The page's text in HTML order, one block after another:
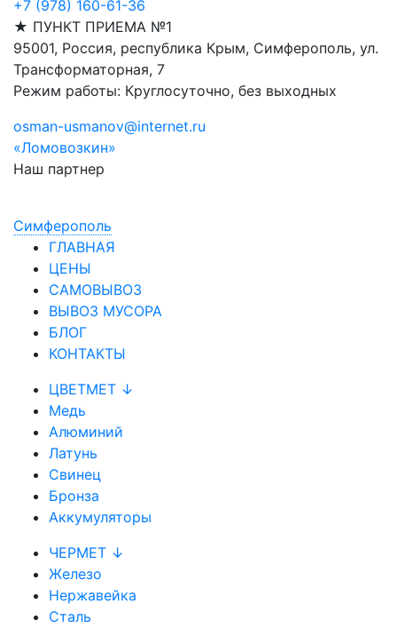
+7 (978) 160-61-36
★ ПУНКТ ПРИЕМА №1
95001, Россия, республика Крым, Симферополь, ул.
Трансформаторная, 7
Режим работы: Круглосуточно, без выходных
osman-usmanov@internet.ru
«Ломовозкин»
Наш партнер
Симфepoпoль
ГЛАВНАЯ
ЦЕНЫ
САМОВЫВОЗ
ВЫВОЗ МУСОРА
БЛОГ
КОНТАКТЫ
ЦВЕТМЕТ ↓
Медь
Алюминий
Латунь
Свинец
Бронза
Аккумуляторы
ЧЕРМЕТ ↓
Железо
Нержавейка
Сталь